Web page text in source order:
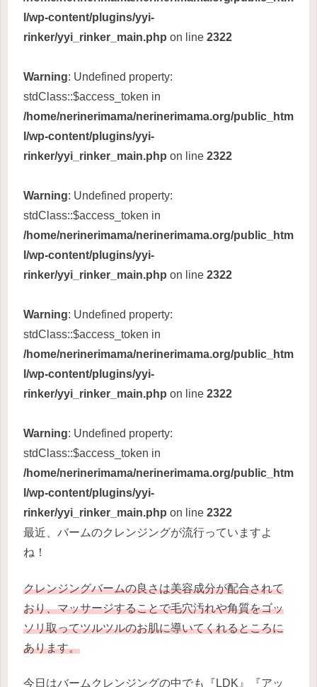
l/wp-content/plugins/yyi-
rinker/yyi_rinker_main.php on line 2322
Warning: Undefined property:
stdClass::$access_token in
/home/nerinerimama/nerinerimama.org/public_htm
l/wp-content/plugins/yyi-
rinker/yyi_rinker_main.php on line 2322
Warning: Undefined property:
stdClass::$access_token in
/home/nerinerimama/nerinerimama.org/public_htm
l/wp-content/plugins/yyi-
rinker/yyi_rinker_main.php on line 2322
Warning: Undefined property:
stdClass::$access_token in
/home/nerinerimama/nerinerimama.org/public_htm
l/wp-content/plugins/yyi-
rinker/yyi_rinker_main.php on line 2322
Warning: Undefined property:
stdClass::$access_token in
/home/nerinerimama/nerinerimama.org/public_htm
l/wp-content/plugins/yyi-
rinker/yyi_rinker_main.php on line 2322
最近、バームのクレンジングが流行っていますよ
ね！
クレンジングバームの良さは美容成分が配合されて
おり、マッサージすることで毛穴汚れや角質をゴッ
ソリ取ってツルツルのお肌に導いてくれるところに
あります。
今日はバームクレンジングの中でも『LDK』『アッ